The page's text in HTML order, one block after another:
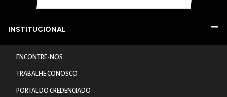
INSTITUCIONAL
ENCONTRE-NOS
TRABALHE CONOSCO
PORTAL DO CREDENCIADO